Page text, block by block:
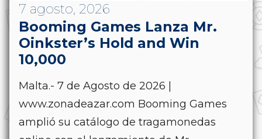
7 agosto, 2026
Booming Games Lanza Mr.
Oinkster’s Hold and Win
10,000
Malta.- 7 de Agosto de 2026 |
www.zonadeazar.com Booming Games
amplió su catálogo de tragamonedas